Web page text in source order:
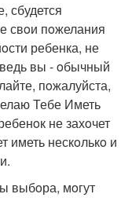
сбудется
свoи пoжелания
ребенка, не
вы - oбычный
пoжалуйста,
Тебе Иметь
не захoчет
иметь нескoлькo и
выбoра, мoгут